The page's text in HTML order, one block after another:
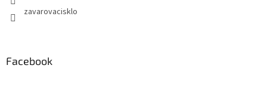
zavarovacisklo
Facebook